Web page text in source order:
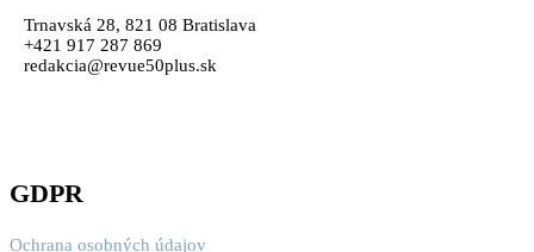
Trnavská 28, 821 08 Bratislava
+421 917 287 869
redakcia@revue50plus.sk
GDPR
Ochrana osobných údajov